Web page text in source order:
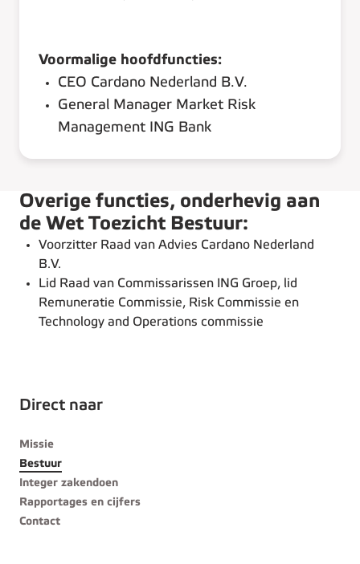
Voormalige hoofdfuncties:
CEO Cardano Nederland B.V.
General Manager Market Risk
Management ING Bank
Overige functies, onderhevig aan
de Wet Toezicht Bestuur:
Voorzitter Raad van Advies Cardano Nederland
B.V.
Lid Raad van Commissarissen ING Groep, lid
Remuneratie Commissie, Risk Commissie en
Technology and Operations commissie
Direct naar
Missie
Bestuur
Integer zakendoen
Rapportages en cijfers
Contact